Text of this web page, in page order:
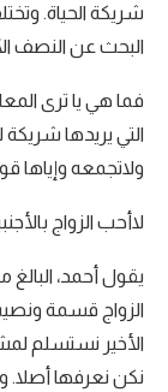
شريكة الحياة.
البحث عن النصف
فما هي يا ترى
التي يريدها شريكة
ولاتجمعه وإياها
لاأحب الزواج
الزواج قسمة ونصيب
الأخير نستسلم
نكن نعرفها أصلا.